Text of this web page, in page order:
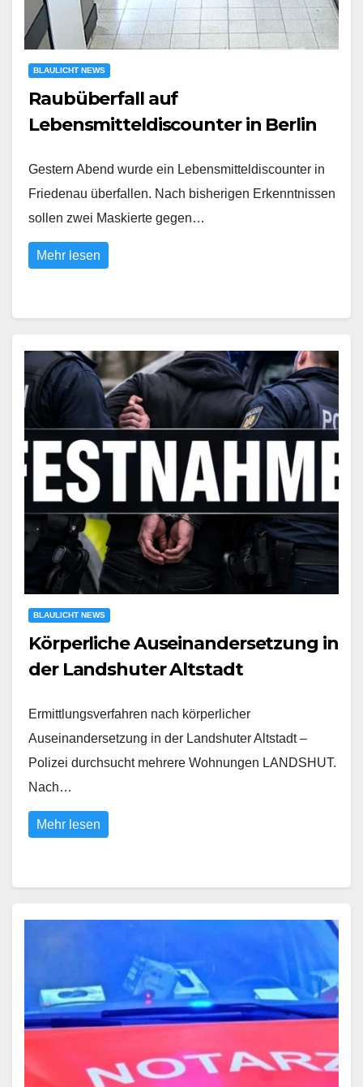
BLAULICHT NEWS
Raubüberfall auf
Lebensmitteldiscounter in Berlin
Gestern Abend wurde ein Lebensmitteldiscounter in
Friedenau überfallen. Nach bisherigen Erkenntnissen
sollen zwei Maskierte gegen…
Mehr lesen
BLAULICHT NEWS
Körperliche Auseinandersetzung in
der Landshuter Altstadt
Ermittlungsverfahren nach körperlicher
Auseinandersetzung in der Landshuter Altstadt –
Polizei durchsucht mehrere Wohnungen LANDSHUT.
Nach…
Mehr lesen